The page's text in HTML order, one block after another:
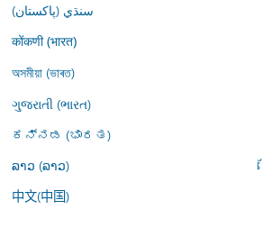
سنڌي (پاکستان)
कोंकणी (भारत)
অসমীয়া (ভাৰত)
ગુજરાતી (ભારત)
ಕನ್ನಡ (ಭಾರತ)
ລາວ (ລາວ)
中文(中国)